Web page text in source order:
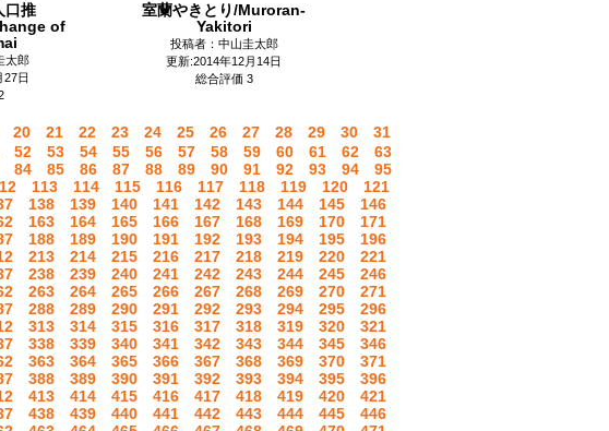
口推
of
太郎
27日
室蘭やきとり/Muroran-
Yakitori
投稿者：中山圭太郎
更新:2014年12月14日
総合評価 3
20 21 22 23 24 25 26 27 28 29 30
31
52 53 54 55 56 57 58 59 60 61 62
63
84 85 86 87 88 89 90 91 92 93 94
95
113 114 115 116 117 118 119 120
121
138 139 140 141 142 143 144 145
146
163 164 165 166 167 168 169 170
171
188 189 190 191 192 193 194 195
196
213 214 215 216 217 218 219 220
221
238 239 240 241 242 243 244 245
246
263 264 265 266 267 268 269 270
271
288 289 290 291 292 293 294 295
296
313 314 315 316 317 318 319 320
321
338 339 340 341 342 343 344 345
346
363 364 365 366 367 368 369 370
371
388 389 390 391 392 393 394 395
396
413 414 415 416 417 418 419 420
421
438 439 440 441 442 443 444 445
446